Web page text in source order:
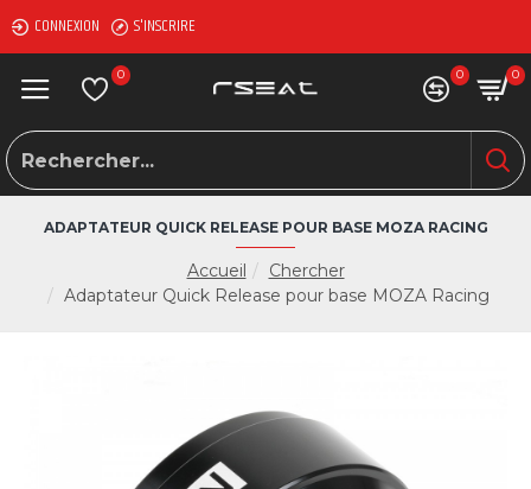
CONNEXION S'INSCRIRE
0 0 0
Accueil
Chercher
Adaptateur Quick Release pour base MOZA Racing
ADAPTATEUR QUICK RELEASE POUR BASE MOZA RACING